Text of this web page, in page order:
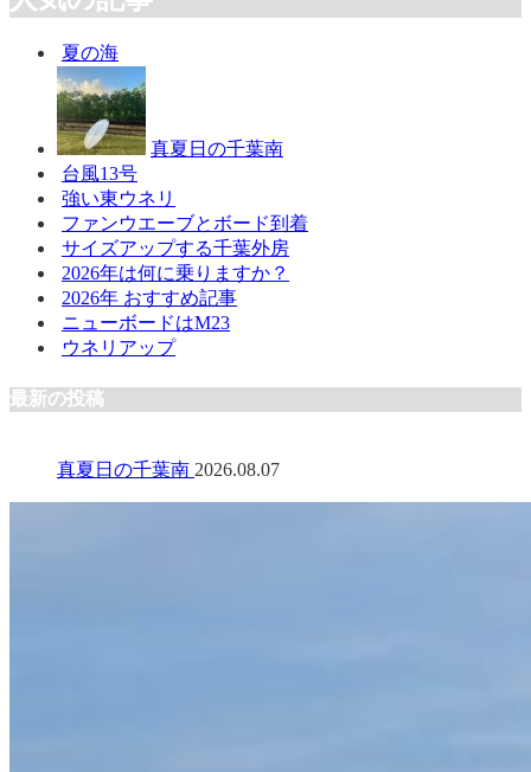
夏の海
真夏日の千葉南
台風13号
強い東ウネリ
ファンウエーブとボード到着
サイズアップする千葉外房
2026年は何に乗りますか？
2026年 おすすめ記事
ニューボードはM23
ウネリアップ
最新の投稿
真夏日の千葉南 2026.08.07